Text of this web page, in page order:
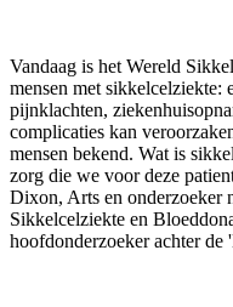
Vandaag is het Wereld
mensen met sikkelcelziekte:
pijnklachten,
complicaties kan
mensen bekend. Wat is
zorg die we voor deze
Dixon, Arts en onderzoeker
Sikkelcelziekte en
hoofdonderzoeker achter de